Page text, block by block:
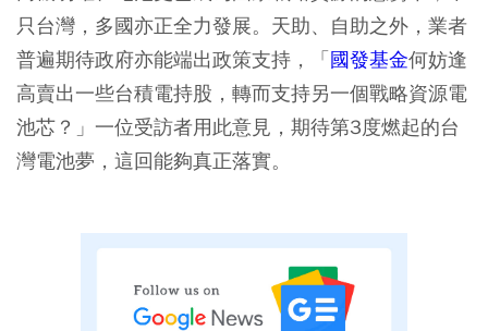
只台灣，多國亦正全力發展。天助、自助之外，業者
普遍期待政府亦能端出政策支持，「國發基金何妨逢
高賣出一些台積電持股，轉而支持另一個戰略資源電
池芯？」一位受訪者用此意見，期待第3度燃起的台
灣電池夢，這回能夠真正落實。